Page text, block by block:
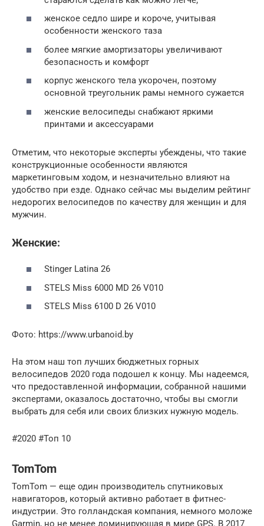
женское седло шире и короче, учитывая
особенности женского таза
более мягкие амортизаторы увеличивают
безопасность и комфорт
корпус женского тела укорочен, поэтому
основной треугольник рамы немного сужается
женские велосипеды снабжают яркими
принтами и аксессуарами
Отметим, что некоторые эксперты убеждены, что такие
конструкционные особенности являются
маркетинговым ходом, и незначительно влияют на
удобство при езде. Однако сейчас мы выделим рейтинг
недорогих велосипедов по качеству для женщин и для
мужчин.
Женские:
Stinger Latina 26
STELS Miss 6000 MD 26 V010
STELS Miss 6100 D 26 V010
Фото: https://www.urbanoid.by
На этом наш топ лучших бюджетных горных
велосипедов 2020 года подошел к концу. Мы надеемся,
что предоставленной информации, собранной нашими
экспертами, оказалось достаточно, чтобы вы смогли
выбрать для себя или своих близких нужную модель.
#2020 #Топ 10
TomTom
TomTom — еще один производитель спутниковых
навигаторов, который активно работает в фитнес-
индустрии. Это голландская компания, немного моложе
Garmin, но не менее доминирующая в мире GPS. В 2017